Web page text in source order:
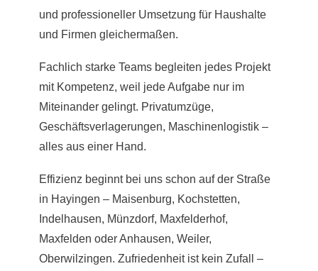
und professioneller Umsetzung für Haushalte
und Firmen gleichermaßen.
Fachlich starke Teams begleiten jedes Projekt
mit Kompetenz, weil jede Aufgabe nur im
Miteinander gelingt. Privatumzüge,
Geschäftsverlagerungen, Maschinenlogistik –
alles aus einer Hand.
Effizienz beginnt bei uns schon auf der Straße
in Hayingen – Maisenburg, Kochstetten,
Indelhausen, Münzdorf, Maxfelderhof,
Maxfelden oder Anhausen, Weiler,
Oberwilzingen. Zufriedenheit ist kein Zufall –